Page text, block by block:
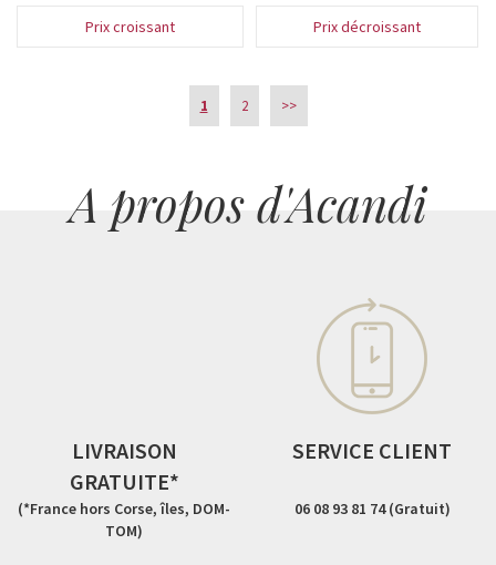
Prix croissant Prix décroissant
1 2 >>
A propos d'Acandi
LIVRAISON
GRATUITE*
(*France hors Corse, îles, DOM-
TOM)
SERVICE CLIENT
06 08 93 81 74 (Gratuit)